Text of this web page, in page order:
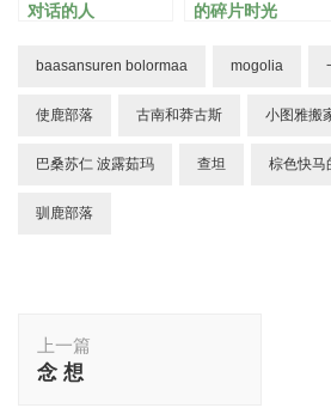
对话的人
的碎片时光
baasansuren bolormaa mogolia
使鹿部落 古南和莽古斯 小图雅搬
巴桑苏仁 波露茹玛 查坦 棕色快马
驯鹿部落
文
导
上一篇
念 想